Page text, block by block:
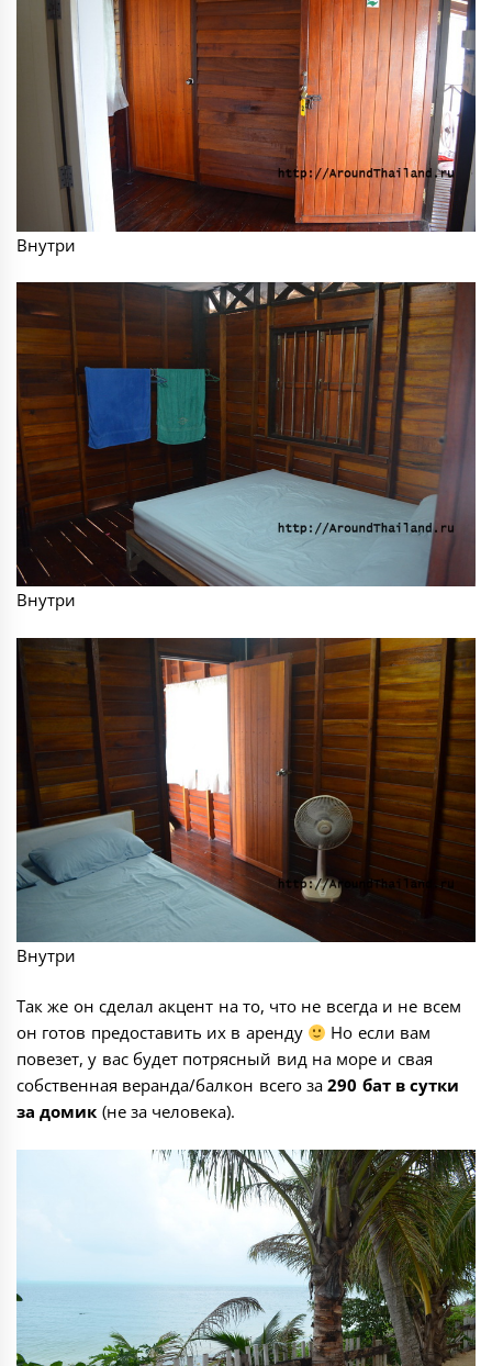
Внутри
Внутри
Внутри
Так же он сделал акцент на то, что не всегда и не всем
он готов предоставить их в аренду
Но если вам
повезет, у вас будет потрясный вид на море и свая
собственная веранда/балкон всего за290 бат в сутки
за домик (не за человека).